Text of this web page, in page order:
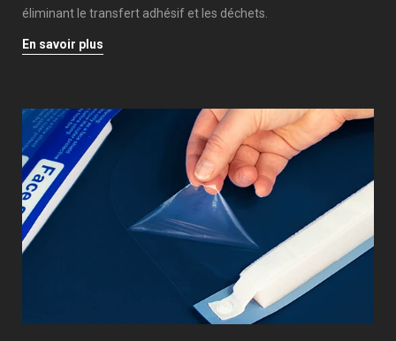
éliminant le transfert adhésif et les déchets.
En savoir plus